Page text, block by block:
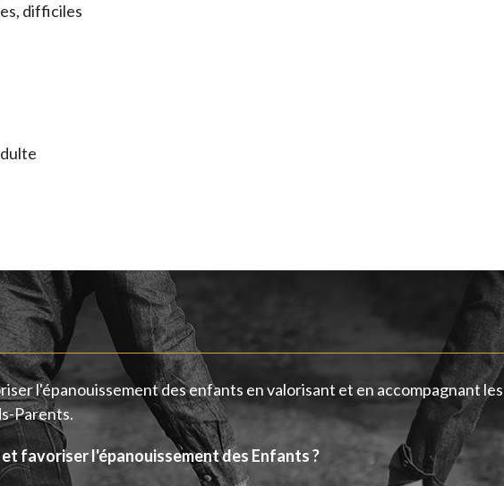
difficiles
l'épanouissement des enfants en valorisant et en accompagnant
Parents.
favoriser l'épanouissement des Enfants ?